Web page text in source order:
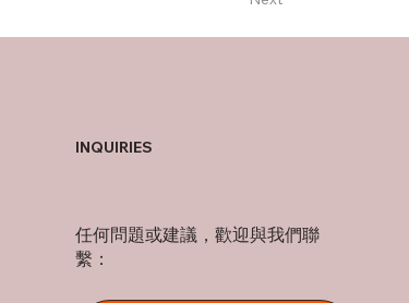
INQUIRIES
任何問題或建議，歡迎與我們聯
繫：